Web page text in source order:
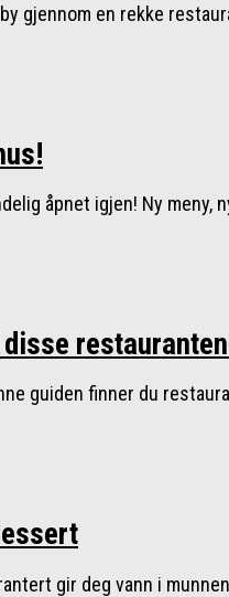
gjennom en rekke
åpnet igjen! Ny meny,
guiden finner du
gir deg vann i